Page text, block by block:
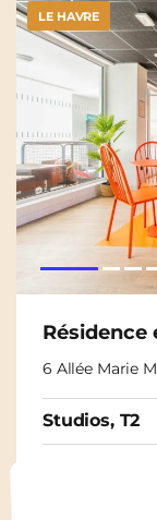
LE HAVRE
Résidence
6 Allée Marie
Studios, T2